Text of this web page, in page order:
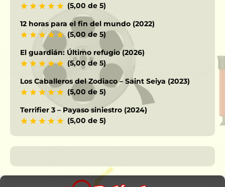
(5,00 de 5)
12 horas para el fin del mundo (2022)
(5,00 de 5)
El guardián: Último refugio (2026)
(5,00 de 5)
Los Caballeros del Zodiaco – Saint Seiya (2023)
(5,00 de 5)
Terrifier 3 – Payaso siniestro (2024)
(5,00 de 5)